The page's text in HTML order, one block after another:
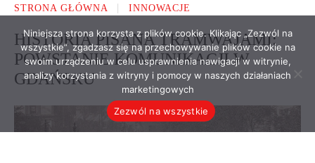
Niniejsza strona korzysta z plików cookie. Klikając „Zezwól na
wszystkie”, zgadzasz się na przechowywanie plików cookie na
swoim urządzeniu w celu usprawnienia nawigacji w witrynie,
analizy korzystania z witryny i pomocy w naszych działaniach
marketingowych
Zezwól na wszystkie